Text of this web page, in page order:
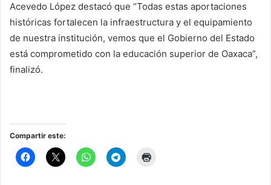
Acevedo López destacó que “Todas estas aportaciones
históricas fortalecen la infraestructura y el equipamiento
de nuestra institución, vemos que el Gobierno del Estado
está comprometido con la educación superior de Oaxaca”,
finalizó.
Compartir este: